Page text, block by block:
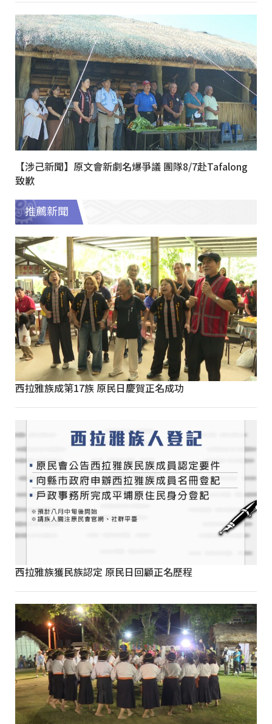
【涉己新聞】原文會新劇名爆爭議 團隊8/7赴Tafalong
致歉
推薦新聞
西拉雅族成第17族 原民日慶賀正名成功
西拉雅族獲民族認定 原民日回顧正名歷程